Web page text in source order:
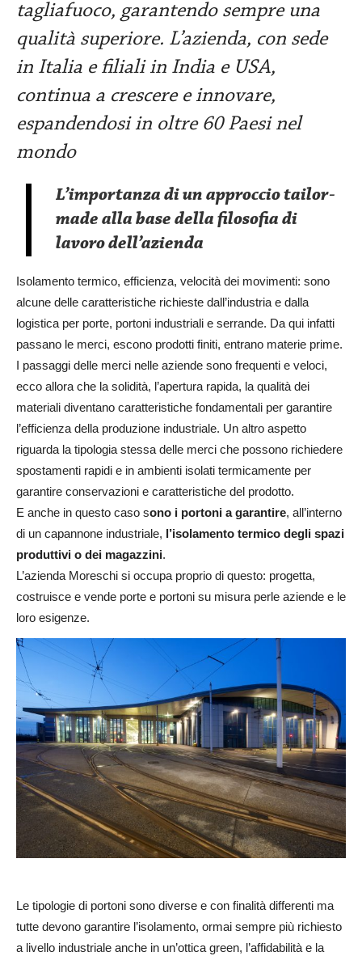
tagliafuoco, garantendo sempre una
qualità superiore. L’azienda, con sede
in Italia e filiali in India e USA,
continua a crescere e innovare,
espandendosi in oltre 60 Paesi nel
mondo
L’importanza di un approccio tailor-
made alla base della filosofia di
lavoro dell’azienda
Isolamento termico, efficienza, velocità dei movimenti: sono
alcune delle caratteristiche richieste dall’industria e dalla
logistica per porte, portoni industriali e serrande. Da qui infatti
passano le merci, escono prodotti finiti, entrano materie prime.
I passaggi delle merci nelle aziende sono frequenti e veloci,
ecco allora che la solidità, l’apertura rapida, la qualità dei
materiali diventano caratteristiche fondamentali per garantire
l’efficienza della produzione industriale. Un altro aspetto
riguarda la tipologia stessa delle merci che possono richiedere
spostamenti rapidi e in ambienti isolati termicamente per
garantire conservazioni e caratteristiche del prodotto.
E anche in questo caso sono i portoni a garantire, all’interno
di un capannone industriale, l’isolamento termico degli spazi
produttivi o dei magazzini.
L’azienda Moreschi si occupa proprio di questo: progetta,
costruisce e vende porte e portoni su misura perle aziende e le
loro esigenze.
Le tipologie di portoni sono diverse e con finalità differenti ma
tutte devono garantire l’isolamento, ormai sempre più richiesto
a livello industriale anche in un’ottica green, l’affidabilità e la